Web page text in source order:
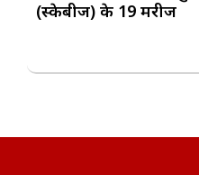
(स्केबीज) के 19 मरीज